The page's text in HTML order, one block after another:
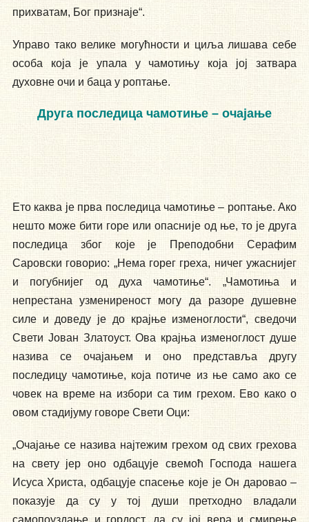
прихватам, Бог признаје“.
Управо тако велике могућности и циља лишава себе
особа која је упала у чамотињу која јој затвара
духовне очи и баца у роптање.
Друга последица чамотиње – очајање
Ето каква је прва последица чамотиње – роптање. Ако
нешто може бити горе или опасније од ње, то је друга
последица због које је Преподобни Серафим
Саровски говорио: „Нема горег греха, ничег ужаснијег
и погубнијег од духа чамотиње“. „Чамотиња и
непрестана узмениреност могу да разоре душевне
силе и доведу је до крајње изменоглости“, сведочи
Свети Јован Златоуст. Ова крајња изменоглост душе
назива се очајањем и оно представља другу
последицу чамотиње, која потиче из ње само ако се
човек на време на избори са тим грехом. Ево како о
овом стадијуму говоре Свети Оци:
„Очајање се назива најтежим грехом од свих грехова
на свету јер оно одбацује свемоћ Господа нашега
Исуса Христа, одбацује спасење које је Он даровао –
показује да су у тој души претходно владали
самопоуздање и гордост, да су јој вера и смирење